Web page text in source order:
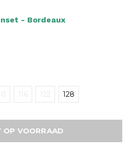
- Bordeaux
116 122 128
OP VOORRAAD